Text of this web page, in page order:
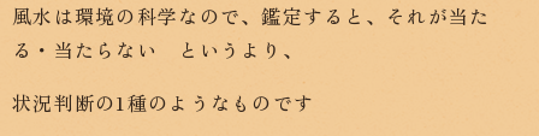
風水は環境の科学なので、鑑定すると、それが当た
る・当たらない というより、
状況判断の1種のようなものです